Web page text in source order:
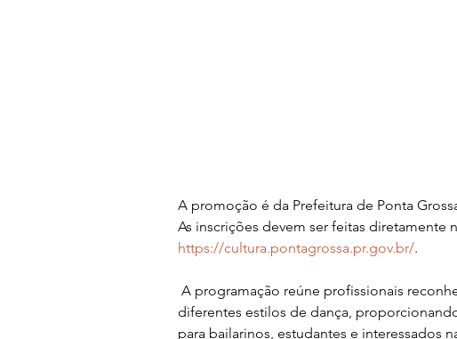
A promoção é da Prefeitura de Ponta
As inscrições devem ser feitas diretamente
https://cultura.pontagrossa.pr.gov.br/.
diferentes estilos de dança,
para bailarinos, estudantes e interessados